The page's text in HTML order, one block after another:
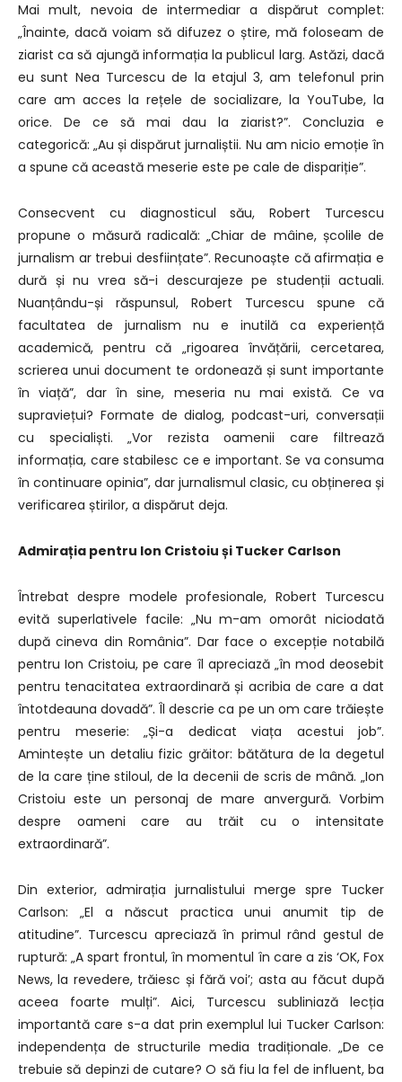
Mai mult, nevoia de intermediar a dispărut complet:
„Înainte, dacă voiam să difuzez o știre, mă foloseam de
ziarist ca să ajungă informația la publicul larg. Astăzi, dacă
eu sunt Nea Turcescu de la etajul 3, am telefonul prin
care am acces la rețele de socializare, la YouTube, la
orice. De ce să mai dau la ziarist?”. Concluzia e
categorică: „Au și dispărut jurnaliștii. Nu am nicio emoție în
a spune că această meserie este pe cale de dispariție”.
Consecvent cu diagnosticul său, Robert Turcescu
propune o măsură radicală: „Chiar de mâine, școlile de
jurnalism ar trebui desființate”. Recunoaște că afirmația e
dură și nu vrea să-i descurajeze pe studenții actuali.
Nuanțându-și răspunsul, Robert Turcescu spune că
facultatea de jurnalism nu e inutilă ca experiență
academică, pentru că „rigoarea învățării, cercetarea,
scrierea unui document te ordonează și sunt importante
în viață”, dar în sine, meseria nu mai există. Ce va
supraviețui? Formate de dialog, podcast-uri, conversații
cu specialiști. „Vor rezista oamenii care filtrează
informația, care stabilesc ce e important. Se va consuma
în continuare opinia”, dar jurnalismul clasic, cu obținerea și
verificarea știrilor, a dispărut deja.
Admirația pentru Ion Cristoiu și Tucker Carlson
Întrebat despre modele profesionale, Robert Turcescu
evită superlativele facile: „Nu m-am omorât niciodată
după cineva din România”. Dar face o excepție notabilă
pentru Ion Cristoiu, pe care îl apreciază „în mod deosebit
pentru tenacitatea extraordinară și acribia de care a dat
întotdeauna dovadă”. Îl descrie ca pe un om care trăiește
pentru meserie: „Și-a dedicat viața acestui job”.
Amintește un detaliu fizic grăitor: bătătura de la degetul
de la care ține stiloul, de la decenii de scris de mână. „Ion
Cristoiu este un personaj de mare anvergură. Vorbim
despre oameni care au trăit cu o intensitate
extraordinară”.
Din exterior, admirația jurnalistului merge spre Tucker
Carlson: „El a născut practica unui anumit tip de
atitudine”. Turcescu apreciază în primul rând gestul de
ruptură: „A spart frontul, în momentul în care a zis ‘OK, Fox
News, la revedere, trăiesc și fără voi’; asta au făcut după
aceea foarte mulți”. Aici, Turcescu subliniază lecția
importantă care s-a dat prin exemplul lui Tucker Carlson:
independența de structurile media tradiționale. „De ce
trebuie să depinzi de cutare? O să fiu la fel de influent, ba